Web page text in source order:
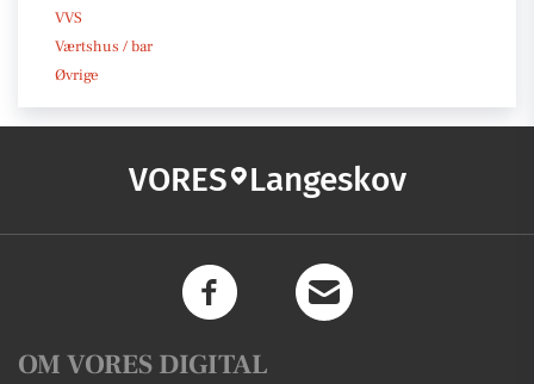
VVS
Værtshus / bar
Øvrige
VORES Langeskov
OM VORES DIGITAL